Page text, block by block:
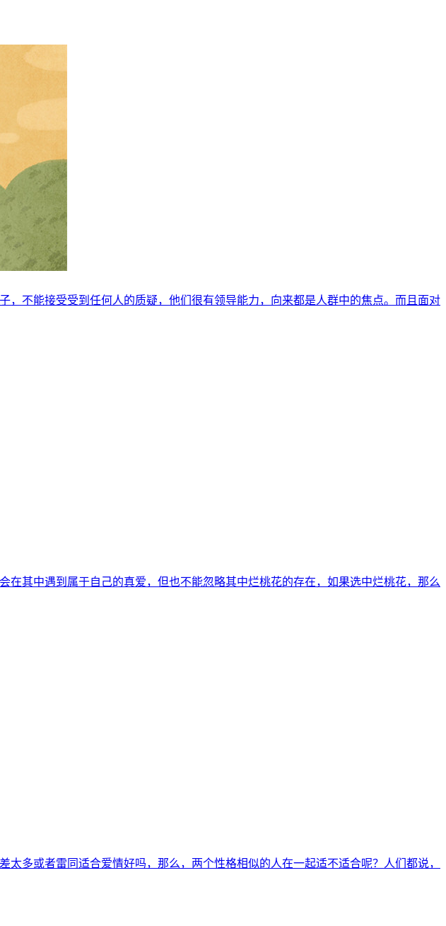
不能接受受到任何人的质疑，他们很有领导能力，向来都是人群中的焦点。而且面对
其中遇到属于自己的真爱，但也不能忽略其中烂桃花的存在，如果选中烂桃花，那么
多或者雷同适合爱情好吗，那么，两个性格相似的人在一起适不适合呢？人们都说，